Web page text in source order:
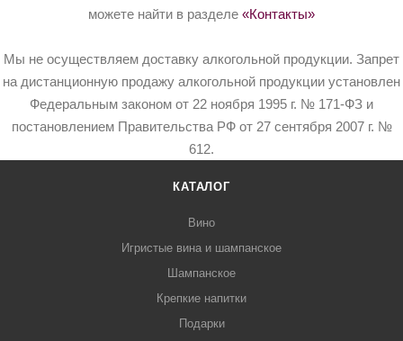
можете найти в разделе «Контакты»
Мы не осуществляем доставку алкогольной продукции. Запрет
на дистанционную продажу алкогольной продукции установлен
Федеральным законом от 22 ноября 1995 г. № 171-ФЗ и
постановлением Правительства РФ от 27 сентября 2007 г. №
612.
КАТАЛОГ
Вино
Игристые вина и шампанское
Шампанское
Крепкие напитки
Подарки